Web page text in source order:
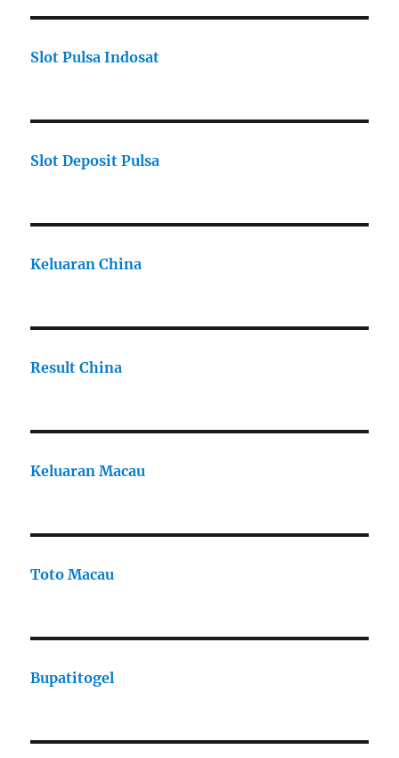
Slot Pulsa Indosat
Slot Deposit Pulsa
Keluaran China
Result China
Keluaran Macau
Toto Macau
Bupatitogel